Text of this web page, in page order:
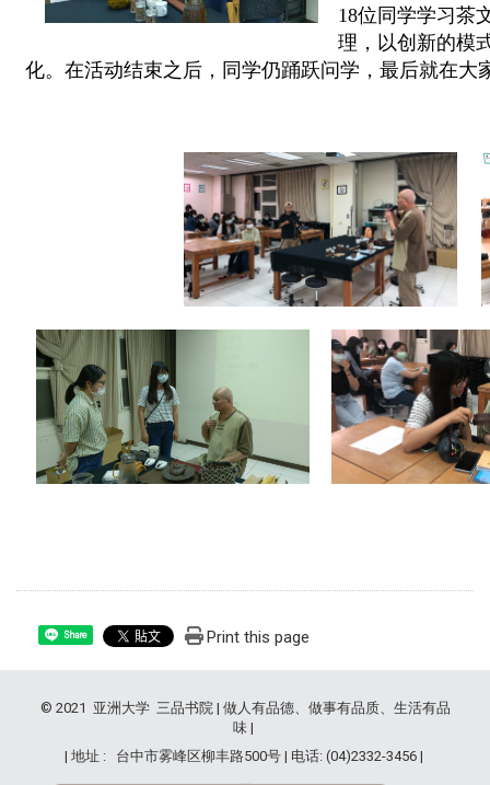
18位同学学习茶
理，以创新的模
化。在活动结束之后，同学仍踊跃问学 ，最后就在
Share Print this page
© 2021 亚洲大学 三品书院 | 做人有品德、做事有品质、生活有品
味 |
| 地址 : 台中市雾峰区柳丰路500号 | 电话: (04)2332-3456 |